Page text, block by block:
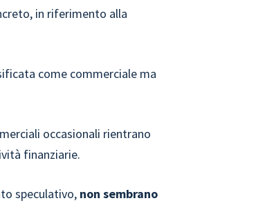
in riferimento alla
come commerciale ma
occasionali rientrano
finanziarie.
speculativo, non sembrano